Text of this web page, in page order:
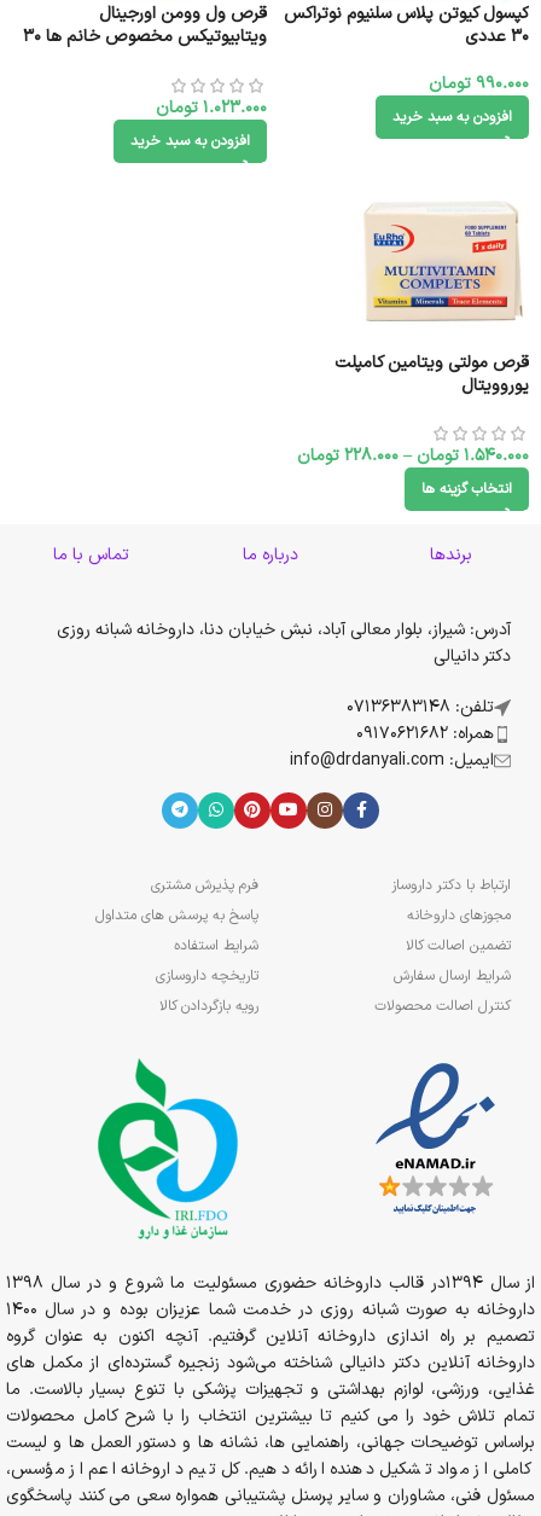
کپسول کیوتن پلاس سلنیوم نوتراکس
30 عددی
990.000 تومان
افزودن به سبد خرید
قرص ول وومن اورجينال
ویتابیوتیکس مخصوص خانم ها 30
1.023.000تومان
افزودن به سبد خرید
قرص مولتی ویتامین کامپلت
یوروویتال
1.540.000تومان –
228.000تومان
انتخاب گزینه ها
برندها درباره ما تماس با ما
آدرس: شیراز، بلوار معالی آباد، نبش خیابان دنا، داروخانه شبانه روزی
دکتر دانیالی
تلفن: 07136383148
همراه: 09170621682
ایمیل: info@drdanyali.com
ارتباط با دکتر داروساز
مجوزهای داروخانه
تضمین اصالت کالا
شرایط ارسال سفارش
کنترل اصالت محصولات
فرم پذیرش مشتری
پاسخ به پرسش های متداول
شرایط استفاده
تاریخچه داروسازی
رویه بازگردادن کالا
از سال 1394در قالب داروخانه حضوری مسئولیت ما شروع و در سال 1398
داروخانه به صورت شبانه روزی در خدمت شما عزیزان بوده و در سال 1400
تصمیم بر راه اندازی داروخانه آنلاین گرفتیم. آنچه اکنون به عنوان گروه
داروخانه آنلاین دکتر دانیالی شناخته می‌شود زنجیره گسترده‌ای از مکمل های
غذایی، ورزشی، لوازم بهداشتی و تجهیزات پزشکی با تنوع بسیار بالاست. ما
تمام تلاش خود را می کنیم تا بیشترین انتخاب را با شرح کامل محصولات
براساس توضیحات جهانی، راهنمایی ها، نشانه ها و دستور العمل ها و لیست
کاملی از مواد تشکیل دهنده ارائه دهیم. کل تیم داروخانه اعم از مؤسس،
مسئول فنی، مشاوران و سایر پرسنل پشتیبانی همواره سعی می کنند پاسخگوی